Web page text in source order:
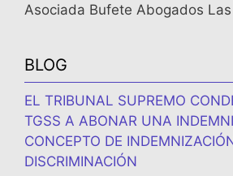
Asociada Bufete Abogados
BLOG
EL TRIBUNAL SUPREMO
TGSS A ABONAR UNA
CONCEPTO DE
DISCRIMINACIÓN